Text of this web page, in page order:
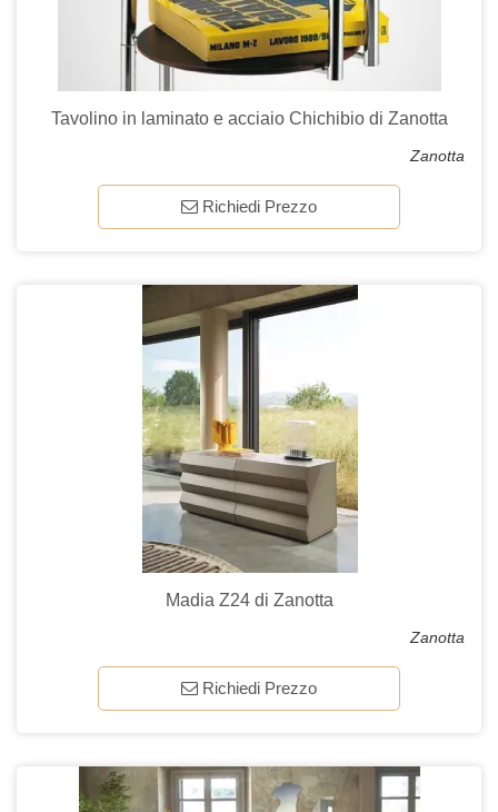
Tavolino in laminato e acciaio Chichibio di Zanotta
Zanotta
Richiedi Prezzo
Madia Z24 di Zanotta
Zanotta
Richiedi Prezzo